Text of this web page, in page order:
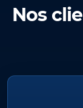
Nos